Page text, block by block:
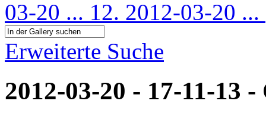
03-20 ... 12. 2012-03-20 ...
Erweiterte Suche
2012-03-20 - 17-11-13